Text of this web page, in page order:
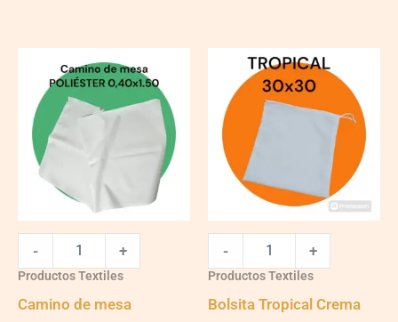
mesa
Polyester
0.40x1.50
quantity
- +
Productos Textiles
Camino de mesa
Tropical
Crema
30x30
quantity
- +
Productos Textiles
Bolsita Tropical Crema